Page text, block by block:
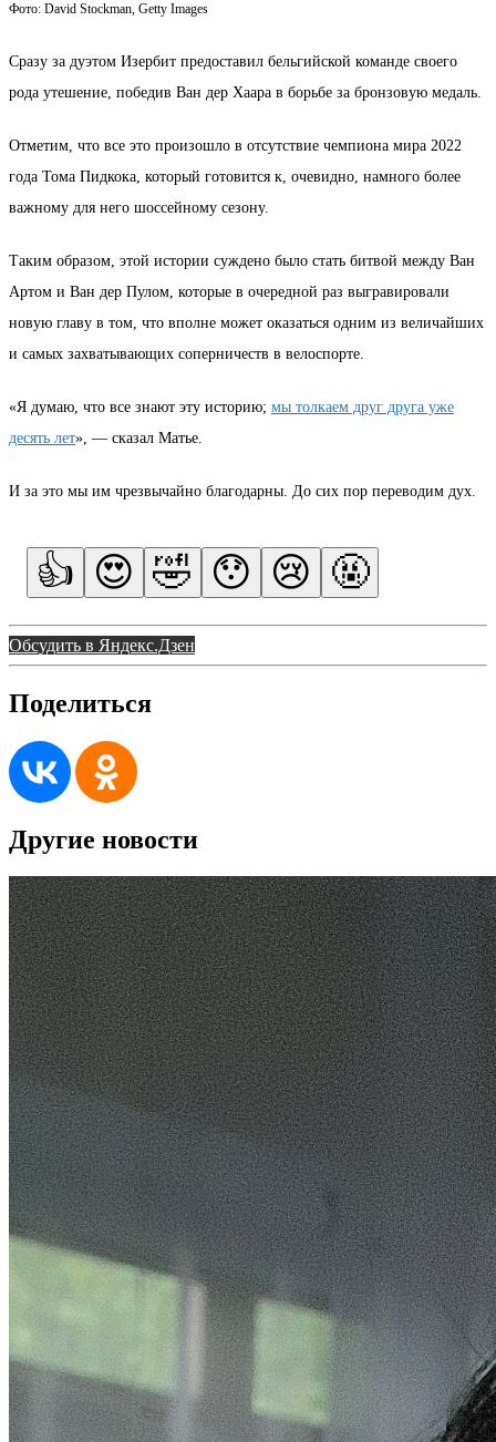
Фото: David Stockman, Getty Images
Сразу за дуэтом Изербит предоставил бельгийской команде своего
рода утешение, победив Ван дер Хаара в борьбе за бронзовую медаль.
Отметим, что все это произошло в отсутствие чемпиона мира 2022
года Тома Пидкока, который готовится к, очевидно, намного более
важному для него шоссейному сезону.
Таким образом, этой истории суждено было стать битвой между Ван
Артом и Ван дер Пулом, которые в очередной раз выгравировали
новую главу в том, что вполне может оказаться одним из величайших
и самых захватывающих соперничеств в велоспорте.
«Я думаю, что все знают эту историю; мы толкаем друг друга уже
десять лет», — сказал Матье.
И за это мы им чрезвычайно благодарны. До сих пор переводим дух.
👍 😍 🤣 😯 😢 🤬
Обсудить в Яндекс.Дзен
Поделиться
Другие новости